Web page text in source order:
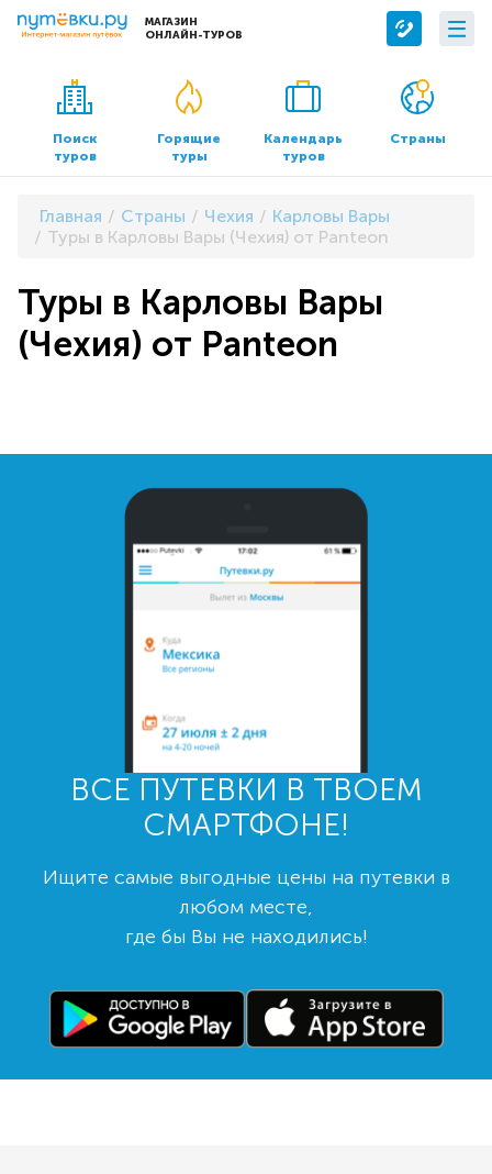
МАГАЗИН
ОНЛАЙН-ТУРОВ
Сервисы
Бронирование отелей
Трансфер
О компании
О нас
Контакты
Документы и реквизиты
Поиск
туров
Горящие
туры
Календарь
туров
Страны
Главная Страны Чехия
Карловы Вары
Туры в Карловы Вары (Чехия) от Panteon
Туры в Карловы Вары
(Чехия) от Panteon
ВСЕ ПУТЕВКИ В ТВОЕМ
СМАРТФОНЕ!
Ищите самые выгодные цены на путевки в
любом месте,
где бы Вы не находились!